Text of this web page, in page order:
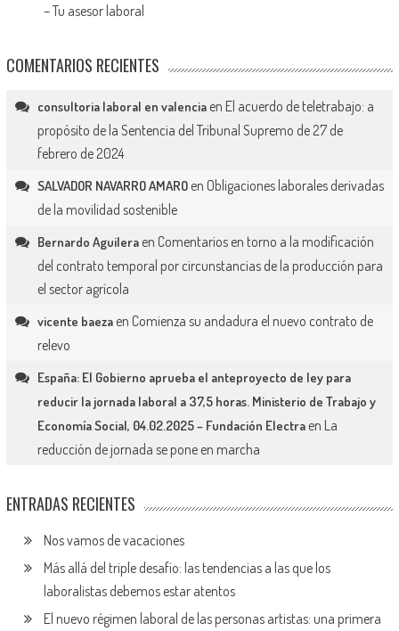
–Tu asesor laboral
COMENTARIOS RECIENTES
consultoria laboral en valenciaen El acuerdo de teletrabajo: a
propósito de la Sentencia del Tribunal Supremo de 27 de
febrero de 2024
SALVADOR NAVARRO AMAROen Obligaciones laborales derivadas
de la movilidad sostenible
Bernardo Aguileraen Comentarios en torno a la modificación
del contrato temporal por circunstancias de la producción para
el sector agrícola
vicente baezaen Comienza su andadura el nuevo contrato de
relevo
España: El Gobierno aprueba el anteproyecto de ley para
reducir la jornada laboral a 37,5 horas. Ministerio de Trabajo y
Economía Social, 04.02.2025 – Fundación Electraen La
reducción de jornada se pone en marcha
ENTRADAS RECIENTES
Nos vamos de vacaciones
Más allá del triple desafío: las tendencias a las que los
laboralistas debemos estar atentos
El nuevo régimen laboral de las personas artistas: una primera